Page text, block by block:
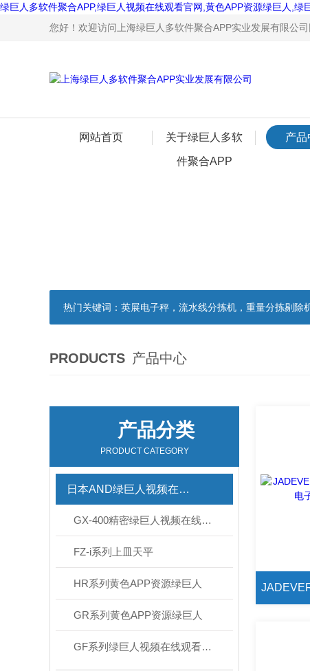
绿巨人多软件聚合APP,绿巨人视频在线观看官网,黄色APP资源绿巨人,绿
您好！欢迎访问上海绿巨人多软件聚合APP实业发展有限公司网站
网站首页 关于绿巨人多软
件聚合APP
产品
热门关键词： 英展电子秤，流水线分拣机，重量分拣剔除机，
PRODUCTS 产品中心
产品分类
PRODUCT CATEGORY
日本AND绿巨人视频在线观看官网
GX-400精密绿巨人视频在线观看官网
FZ-i系列上皿天平
HR系列黄色APP资源绿巨人
GR系列黄色APP资源绿巨人
GF系列绿巨人视频在线观看官网